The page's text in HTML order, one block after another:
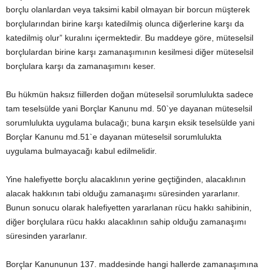
borçlu olanlardan veya taksimi kabil olmayan bir borcun müşterek
borçlularından birine karşı katedilmiş olunca diğerlerine karşı da
katedilmiş olur” kuralını içermektedir. Bu maddeye göre, müteselsil
borçlulardan birine karşı zamanaşımının kesilmesi diğer müteselsil
borçlulara karşı da zamanaşımını keser.
Bu hükmün haksız fiillerden doğan müteselsil sorumlulukta sadece
tam teselsülde yani Borçlar Kanunu md. 50`ye dayanan müteselsil
sorumlulukta uygulama bulacağı; buna karşın eksik teselsülde yani
Borçlar Kanunu md.51`e dayanan müteselsil sorumlulukta
uygulama bulmayacağı kabul edilmelidir.
Yine halefiyette borçlu alacaklının yerine geçtiğinden, alacaklının
alacak hakkının tabi olduğu zamanaşımı süresinden yararlanır.
Bunun sonucu olarak halefiyetten yararlanan rücu hakkı sahibinin,
diğer borçlulara rücu hakkı alacaklının sahip olduğu zamanaşımı
süresinden yararlanır.
Borçlar Kanununun 137. maddesinde hangi hallerde zamanaşımına